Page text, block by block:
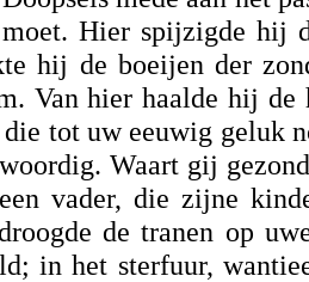
Hier spijzigde hij
hij de boeijen der
Van hier haalde hij
tot uw eeuwig geluk
Waart gij
vader, die zijne
de tranen op
in het sterfuur,